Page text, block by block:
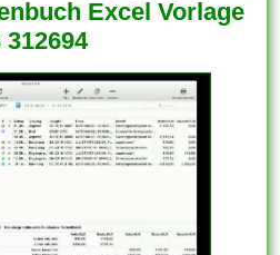
Excel Vorlage
312694